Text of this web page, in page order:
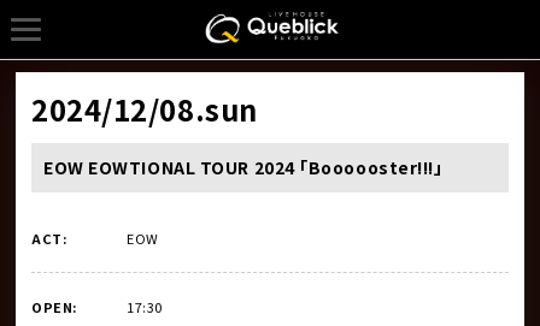
2024/12/08.sun
EOW EOWTIONAL TOUR 2024 「Boooooster!!!」
ACT: EOW
OPEN: 17:30